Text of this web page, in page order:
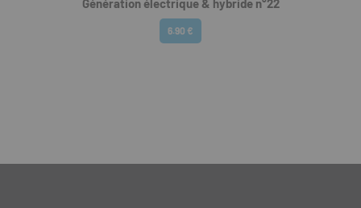
Génération électrique & hybride n°22
6.90 €